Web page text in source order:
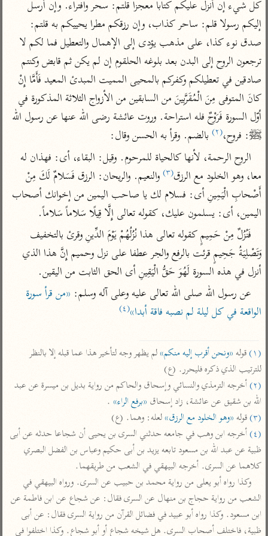
جمع الأقوال
تفسير ابن الجوزي
تفسير الماوردي
منتقاة
تفسير ابن القيم
تفسير ابن تيمية
عامّة
تفسير السمعاني
تفسير مكّي
محاسن التأويل
للقاسمي
تفسير الثعالبي
تفسير السمرقندي
تفسير الثعلبي
تفسير الرازي
أخرى
أضواء البيان
نظم الدرر للبقاعي
لغة وبلاغة
التحرير والتنوير
المحرر الوجيز لابن
عطية
البحر المحيط لأبي
حيان
البسيط للواحدي
تفسير أبي السعود
الكشاف للزمخشري
تفسير ابن عثيمين
مركَّزة العبارة
تفسير الجلالين
جامع البيان للإيجي
تفسير البيضاوي
الوجيز للواحدي
تفسير ابن أبي زمنين
آثار
موسوعة التفسير
المأثور
الدر المنثور
تفسير ابن أبي حاتم
اشترك لتصلك أخبار مشاريعنا
اشترك
راسلنا •تليجرام •تويتر
كنوز •تعليمات • عن الباحث القرآني
ﷺ: فروح،(٢)
بالضم. وقرأ به الحسن وقال:
معا، وهو الخلود مع الرزق(٣)
اليمين، أى: يسلمون عليك، كقوله تعالى إِلَّا قِيلًا سَلاماً سَلاماً.
أنزل في هذه السورة لَهُوَ حَقُّ الْيَقِينِ أى الحق الثابت من اليقين.
عن رسول الله صلى الله تعالى عليه وعلى آله وسلم:
الواقعة في كل ليلة لم نصبه فاقة أبدا»(٤)
(١) قوله «ونحن أقرب إليه منكم»
لم يظهر وجه لتأخير هذا عما قبله إلا بالنظر
للترتيب الذي ذكره فليحرر. (ع)
(٢)
الله بن شقيق عن عائشة، زاد إسحاق «برفع الراء» .
(٣)
قوله «وهو الخلود مع الرزق» لعله: وهما. (ع)
(٤)
كلاهما عن السرى. أخرجه البيهقي في الشعب من طريقهما.